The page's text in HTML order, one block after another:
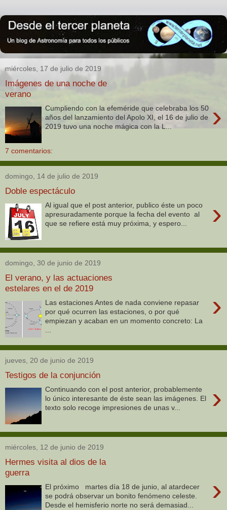
miércoles, 17 de julio de 2019
Imágenes de una noche de
verano
›
Cumpliendo con la efeméride que celebraba los 50
años del lanzamiento del Apolo XI, el 16 de julio de
2019 tuvo una noche mágica con la L...
7 comentarios:
domingo, 14 de julio de 2019
Doble espectáculo
›
Al igual que el post anterior, publico éste un poco
apresuradamente porque la fecha del evento al
que se refiere está muy próxima, y espero...
domingo, 30 de junio de 2019
El verano, y las actuaciones
estelares en el de 2019
›
Las estaciones Antes de nada conviene repasar
por qué ocurren las estaciones, o por qué
empiezan y acaban en un momento concreto: La
...
jueves, 20 de junio de 2019
Testigos de la conjunción
›
Continuando con el post anterior, probablemente
lo único interesante de éste sean las imágenes. El
texto solo recoge impresiones de unas v...
miércoles, 12 de junio de 2019
Hermes visita al dios de la
guerra
›
El próximo martes día 18 de junio, al atardecer
se podrá observar un bonito fenómeno celeste.
Desde el hemisferio norte no será demasiad...